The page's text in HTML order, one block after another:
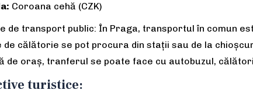
Coroana cehă (CZK)
de transport public: În Praga, transportul în comun
de călătorie se pot procura din stații sau de la
de oraș, tranferul se poate face cu autobuzul,
turistice: